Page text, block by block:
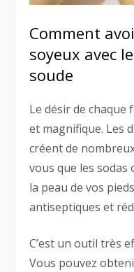
Comment
soyeux avec
soude
Le désir de chaque
et magnifique. Les
créent de
vous que les
la peau de vos
antiseptiques et
C’est un outil très
Vous pouvez